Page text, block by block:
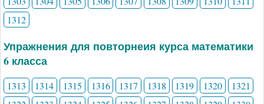
1312
Упражнения для повторнеия курса математики
6 класса
1313 1314 1315 1316 1317 1318 1319 1320
1321